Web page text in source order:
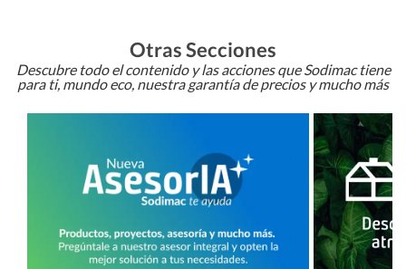
Otras Secciones
Descubre todo el contenido y las acciones que Sodimac tiene
para ti, mundo eco, nuestra garantía de precios y mucho más